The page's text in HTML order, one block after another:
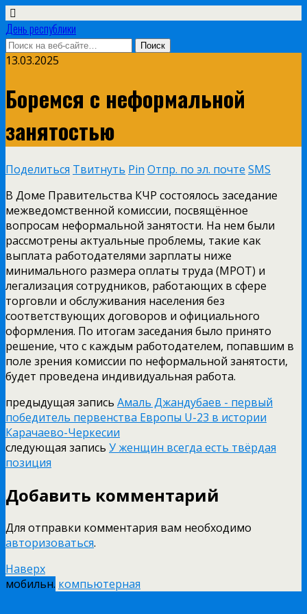
День республики
13.03.2025
Боремся с неформальной
занятостью
Поделиться Твитнуть Pin Отпр. по эл. почте SMS
В Доме Правительства КЧР состоялось заседание
межведомственной комиссии, посвящённое
вопросам неформальной занятости. На нем были
рассмотрены актуальные проблемы, такие как
выплата работодателями зарплаты ниже
минимального размера оплаты труда (МРОТ) и
легализация сотрудников, работающих в сфере
торговли и обслуживания населения без
соответствующих договоров и официального
оформления. По итогам заседания было принято
решение, что с каждым работодателем, попавшим в
поле зрения комиссии по неформальной занятости,
будет проведена индивидуальная работа.
предыдущая запись Амаль Джандубаев - первый
победитель первенства Европы U-23 в истории
Карачаево-Черкесии
следующая запись У женщин всегда есть твёрдая
позиция
Добавить комментарий
Для отправки комментария вам необходимо
авторизоваться.
Наверх
мобильн. компьютерная